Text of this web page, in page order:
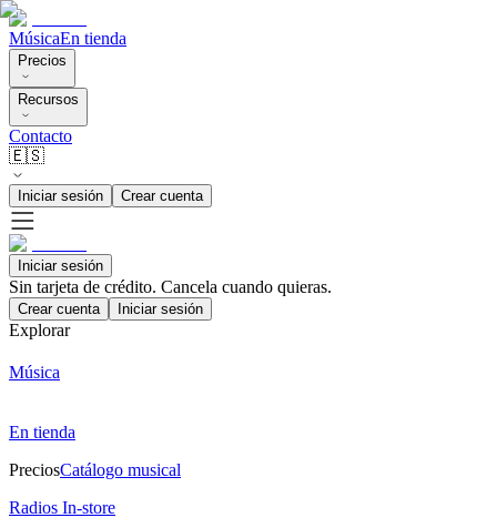
MúsicaEn tienda
Precios
Recursos
Contacto
🇪🇸
Iniciar sesión Crear cuenta
Iniciar sesión
Sin tarjeta de crédito. Cancela cuando quieras.
Crear cuenta Iniciar sesión
Explorar
Música
En tienda
PreciosCatálogo musical
Radios In-store